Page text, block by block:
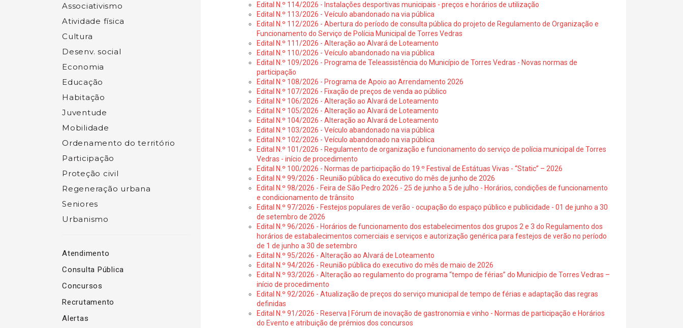
Associativismo
Atividade física
Cultura
Desenv. social
Economia
Educação
Habitação
Juventude
Mobilidade
Ordenamento do território
Participação
Proteção civil
Regeneração urbana
Seniores
Urbanismo
Atendimento
Consulta Pública
Concursos
Recrutamento
Alertas
Edital N.º 114/2026 - Instalações desportivas municipais - preços e horários de utilização
Edital N.º 113/2026 - Veículo abandonado na via pública
Edital N.º 112/2026 - Abertura do período de consulta pública do projeto de Regulamento de Organização e
Funcionamento do Serviço de Polícia Municipal de Torres Vedras
Edital N.º 111/2026 - Alteração ao Alvará de Loteamento
Edital N.º 110/2026 - Veículo abandonado na via pública
Edital N.º 109/2026 - Programa de Teleassistência do Município de Torres Vedras - Novas normas de
participação
Edital N.º 108/2026 - Programa de Apoio ao Arrendamento 2026
Edital N.º 107/2026 - Fixação de preços de venda ao público
Edital N.º 106/2026 - Alteração ao Alvará de Loteamento
Edital N.º 105/2026 - Alteração ao Alvará de Loteamento
Edital N.º 104/2026 - Alteração ao Alvará de Loteamento
Edital N.º 103/2026 - Veículo abandonado na via pública
Edital N.º 102/2026 - Veículo abandonado na via pública
Edital N.º 101/2026 - Regulamento de organização e funcionamento do serviço de polícia municipal de Torres
Vedras - início de procedimento
Edital N.º 100/2026 - Normas de participação do 19.º Festival de Estátuas Vivas - “Static” – 2026
Edital N.º 99/2026 - Reunião pública do executivo do mês de junho de 2026
Edital N.º 98/2026 - Feira de São Pedro 2026 - 25 de junho a 5 de julho - Horários, condições de funcionamento
e condicionamento de trânsito
Edital N.º 97/2026 - Festejos populares de verão - ocupação do espaço público e publicidade - 01 de junho a 30
de setembro de 2026
Edital N.º 96/2026 - Horários de funcionamento dos estabelecimentos dos grupos 2 e 3 do Regulamento dos
horários de estabalecimentos comerciais e serviços e autorização genérica para festejos de verão no período
de 1 de junho a 30 de setembro
Edital N.º 95/2026 - Alteração ao Alvará de Loteamento
Edital N.º 94/2026 - Reunião pública do executivo do mês de maio de 2026
Edital N.º 93/2026 - Alteração ao regulamento do programa “tempo de férias” do Município de Torres Vedras –
início de procedimento
Edital N.º 92/2026 - Atualização de preços do serviço municipal de tempo de férias e adaptação das regras
definidas
Edital N.º 91/2026 - Reserva | Fórum de inovação de gastronomia e vinho - Normas de participação e Horários
do Evento e atribuição de prémios dos concursos